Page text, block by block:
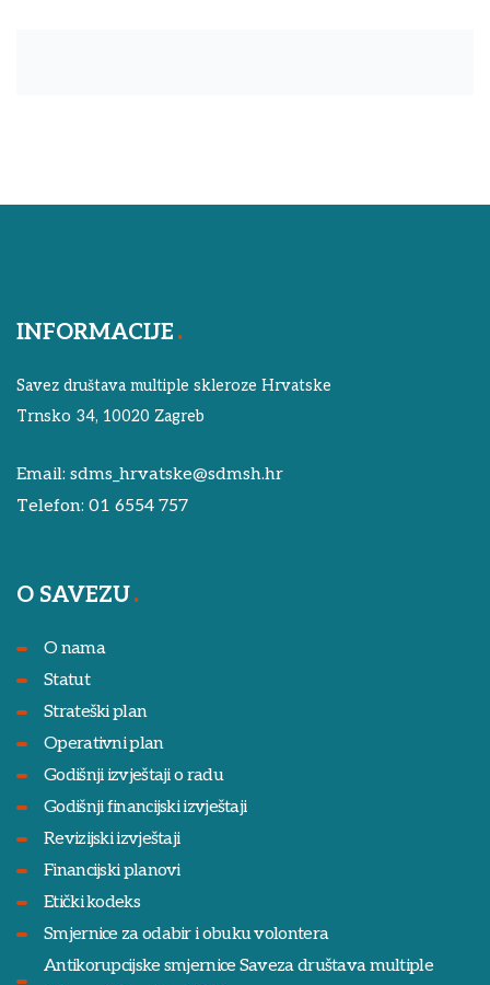
INFORMACIJE
Savez društava multiple skleroze Hrvatske
Trnsko 34, 10020 Zagreb
Email: sdms_hrvatske@sdmsh.hr
Telefon: 01 6554 757
O SAVEZU
O nama
Statut
Strateški plan
Operativni plan
Godišnji izvještaji o radu
Godišnji financijski izvještaji
Revizijski izvještaji
Financijski planovi
Etički kodeks
Smjernice za odabir i obuku volontera
Antikorupcijske smjernice Saveza društava multiple